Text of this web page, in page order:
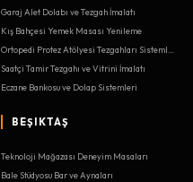
Garaj Alet Dolabı ve Tezgah İmalatı
Kış Bahçesi Yemek Masası Yenileme
Saatçi Tamir Tezgahı ve Vitrini İmalatı
Eczane Bankosu ve Dolap Sistemleri
BEŞIKTAŞ
Teknoloji Mağazası Deneyim Masaları
Bale Stüdyosu Bar ve Aynaları